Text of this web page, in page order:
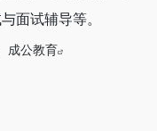
面试辅导等。
成公教育